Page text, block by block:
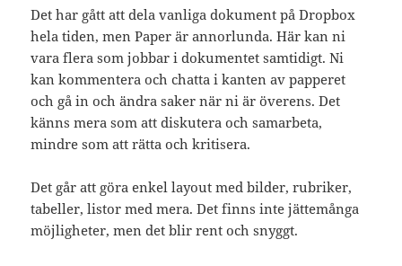
Det har gått att dela vanliga dokument på Dropbox
hela tiden, men Paper är annorlunda. Här kan ni
vara flera som jobbar i dokumentet samtidigt. Ni
kan kommentera och chatta i kanten av papperet
och gå in och ändra saker när ni är överens. Det
känns mera som att diskutera och samarbeta,
mindre som att rätta och kritisera.
Det går att göra enkel layout med bilder, rubriker,
tabeller, listor med mera. Det finns inte jättemånga
möjligheter, men det blir rent och snyggt.